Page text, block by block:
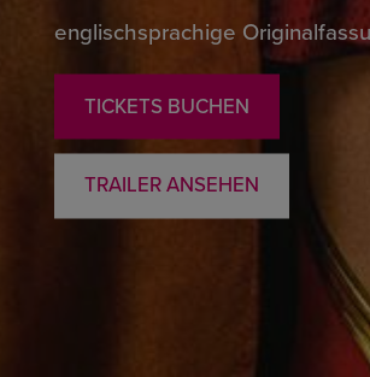
englischsprachige
TICKETS BUCHEN
TRAILER ANSEHEN